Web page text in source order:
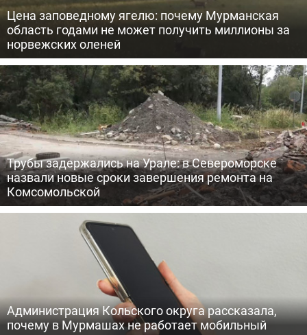
Цена заповедному ягелю: почему Мурманская
область годами не может получить миллионы за
норвежских оленей
Трубы задержались на Урале: в Североморске
назвали новые сроки завершения ремонта на
Комсомольской
Администрация Кольского округа рассказала,
почему в Мурмашах не работает мобильный